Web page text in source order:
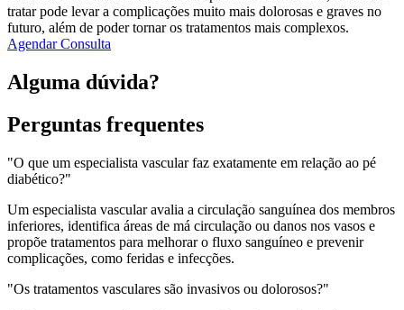
tratar pode levar a complicações muito mais dolorosas e graves no
futuro, além de poder tornar os tratamentos mais complexos.
Agendar Consulta
Alguma dúvida?
Perguntas frequentes
"O que um especialista vascular faz exatamente em relação ao pé
diabético?"
Um especialista vascular avalia a circulação sanguínea dos membros
inferiores, identifica áreas de má circulação ou danos nos vasos e
propõe tratamentos para melhorar o fluxo sanguíneo e prevenir
complicações, como feridas e infecções.
"Os tratamentos vasculares são invasivos ou dolorosos?"